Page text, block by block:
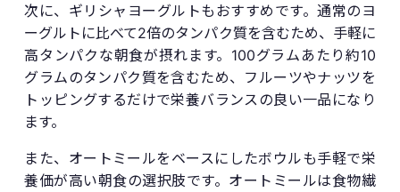
次に、ギリシャヨーグルトもおすすめです。通常のヨ
ーグルトに比べて2倍のタンパク質を含むため、手軽に
高タンパクな朝食が摂れます。100グラムあたり約10
グラムのタンパク質を含むため、フルーツやナッツを
トッピングするだけで栄養バランスの良い一品になり
ます。
また、オートミールをベースにしたボウルも手軽で栄
養価が高い朝食の選択肢です。オートミールは食物繊